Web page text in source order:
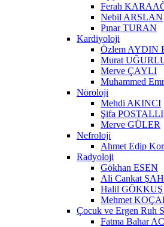
Ferah
Nebil ARSLAN
Pınar TURAN
Kardiyoloji
Özlem AYDIN
Murat
Merve ÇAYLI
Muhammed
Nöroloji
Mehdi AKINCI
Şifa POSTALLI
Merve GÜLER
Nefroloji
Ahmet Edip
Radyoloji
Gökhan ESEN
Ali Cankat
Halil GÖKKUŞ
Mehmet
Çocuk ve Ergen Ruh
Fatma Bahar